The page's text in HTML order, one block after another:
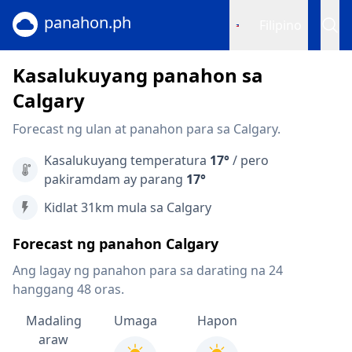
panahon.ph
Kasalukuyang panahon sa
Calgary
Forecast ng ulan at panahon para sa Calgary.
Kasalukuyang temperatura 17°/ pero
pakiramdam ay parang 17°
Kidlat 31km mula sa Calgary
Forecast ng panahon Calgary
Ang lagay ng panahon para sa darating na 24
hanggang 48 oras.
Madaling
araw
Umaga Hapon